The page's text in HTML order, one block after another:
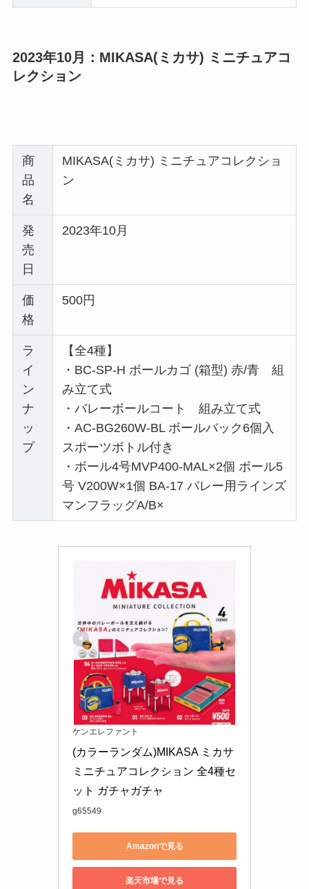
2023年10月：MIKASA(ミカサ) ミニチュアコ
レクション
商
品
名
MIKASA(ミカサ) ミニチュアコレクショ
ン
発
売
日
2023年10月
価
格
500円
ラ
イ
ン
ナ
ッ
プ
【全4種】
・BC-SP-H ボールカゴ (箱型) 赤/青 組
み立て式
・バレーボールコート 組み立て式
・AC-BG260W-BL ボールバック6個入
スポーツボトル付き
・ボール4号MVP400-MAL×2個 ボール5
号 V200W×1個 BA-17 バレー用ラインズ
マンフラッグA/B×
ケンエレファント
(カラーランダム)MIKASA ミカサ
ミニチュアコレクション 全4種セ
ット ガチャガチャ
g65549
Amazonで見る
楽天市場で見る